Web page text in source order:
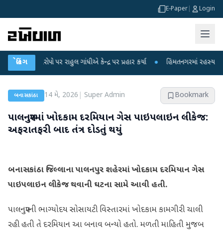
E-Paper Login
બ્રેકિંગ
આરોપો પર રાહુલ ગાંધીએ કેન્દ્ર પર પ્રહાર કર્યા ● હિંમતનગરમાં રહસ્યમય વાયરસ
બનાસકાંઠા 14 મે, 2026 Super Admin Bookmark
પાલનપુરમાં ખોદકામ દરમિયાન ગેસ પાઇપલાઇન લીકેજ:
અફરાતફરી બાદ તંત્ર દોડતું થયું
બનાસકાંઠા જિલ્લાના પાલનપુર શહેરમાં ખોદકામ દરમિયાન ગેસ
પાઇપલાઇન લીકેજ થવાની ઘટના સામે આવી હતી.
પાલનપુરની ભાગ્યોદય સોસાયટી વિસ્તારમાં ખોદકામ કામગીરી ચાલી
રહી હતી તે દરમિયાન આ બનાવ બન્યો હતો. મળતી માહિતી મુજબ